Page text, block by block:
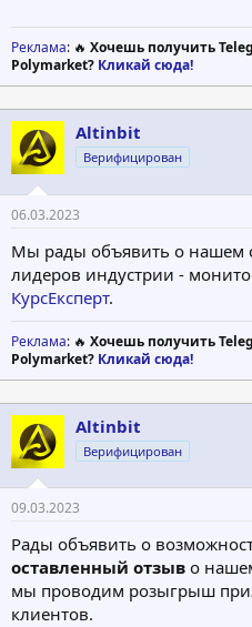
Реклама: 🔥 Хочешь получить
Polymarket? Кликай сюда!
Altinbit
Верифицирован
06.03.2023
Мы рады объявить о нашем
лидеров индустрии -
КурсЕксперт.
Реклама: 🔥 Хочешь получить
Polymarket? Кликай сюда!
Altinbit
Верифицирован
09.03.2023
Рады объявить о
оставленный отзыв о
мы проводим розыгрыш
клиентов.